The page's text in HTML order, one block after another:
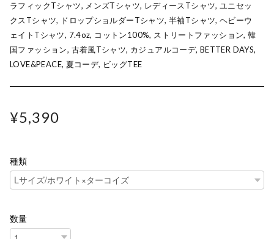
ラフィックTシャツ, メンズTシャツ, レディースTシャツ, ユニセッ
クスTシャツ, ドロップショルダーTシャツ, 半袖Tシャツ, ヘビーウ
ェイトTシャツ, 7.4oz, コットン100%, ストリートファッション, 韓
国ファッション, 古着風Tシャツ, カジュアルコーデ, BETTER DAYS,
LOVE&PEACE, 夏コーデ, ビッグTEE
¥5,390
種類
数量